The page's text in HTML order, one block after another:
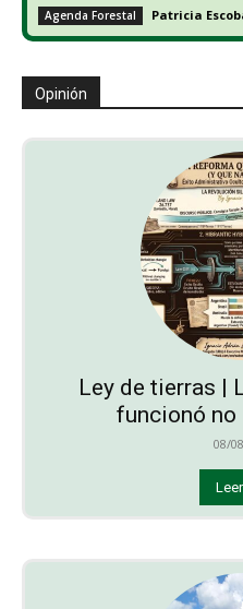
Agenda Forestal Patricia
Opinión
Ley de tierras |
funcionó no
08/